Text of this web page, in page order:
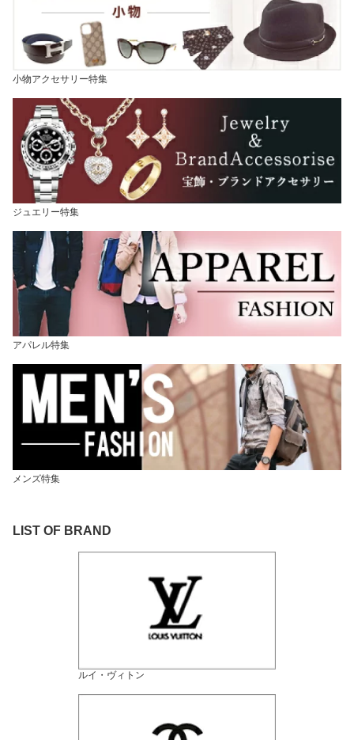
小物アクセサリー特集
ジュエリー特集
アパレル特集
メンズ特集
LIST OF BRAND
ルイ・ヴィトン